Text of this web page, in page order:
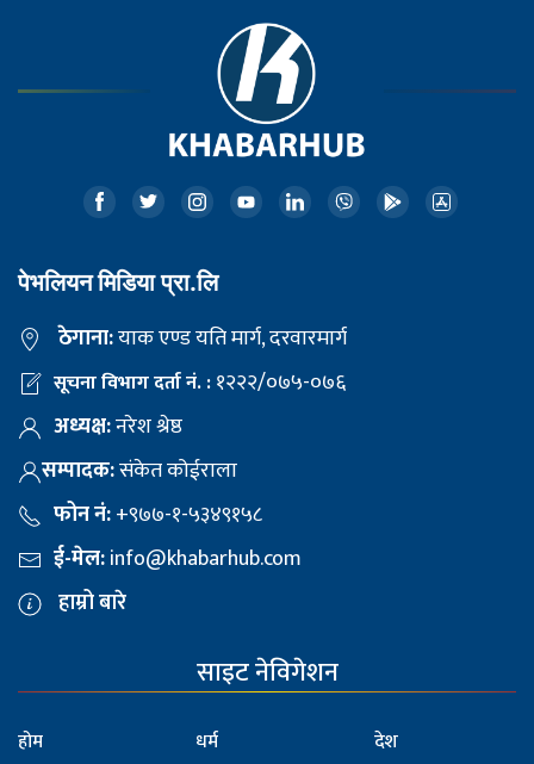
पेभलियन मिडिया प्रा.लि
ठेगाना:याक एण्ड यति मार्ग, दरवारमार्ग
सूचना विभाग दर्ता नं. :१२२२/०७५-०७६
अध्यक्ष:नरेश श्रेष्ठ
सम्पादक:संकेत कोईराला
फोन नं:+९७७-१-५३४९१५८
ई-मेल:info@khabarhub.com
हाम्रो बारे
साइट नेविगेशन
होम
धर्म
देश